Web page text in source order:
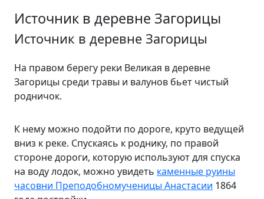
Источник в деревне Загорицы
Источник в деревне Загорицы
На правом берегу реки Великая в деревне
Загорицы среди травы и валунов бьет чистый
родничок.
К нему можно подойти по дороге, круто ведущей
вниз к реке. Спускаясь к роднику, по правой
стороне дороги, которую используют для спуска
на воду лодок, можно увидеть каменные руины
часовни Преподобномученицы Анастасии 1864